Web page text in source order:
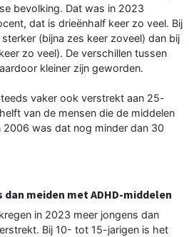
bevolking. Dat was in 2023
dat is drieënhalf keer zo veel. Bij
(bijna zes keer zoveel) dan bij
zo veel). De verschillen tussen
kleiner zijn geworden.
vaker ook verstrekt aan 25-
van de mensen die de middelen
2006 was dat nog minder dan 30
meiden met ADHD-middelen
in 2023 meer jongens dan
Bij 10- tot 15-jarigen is het